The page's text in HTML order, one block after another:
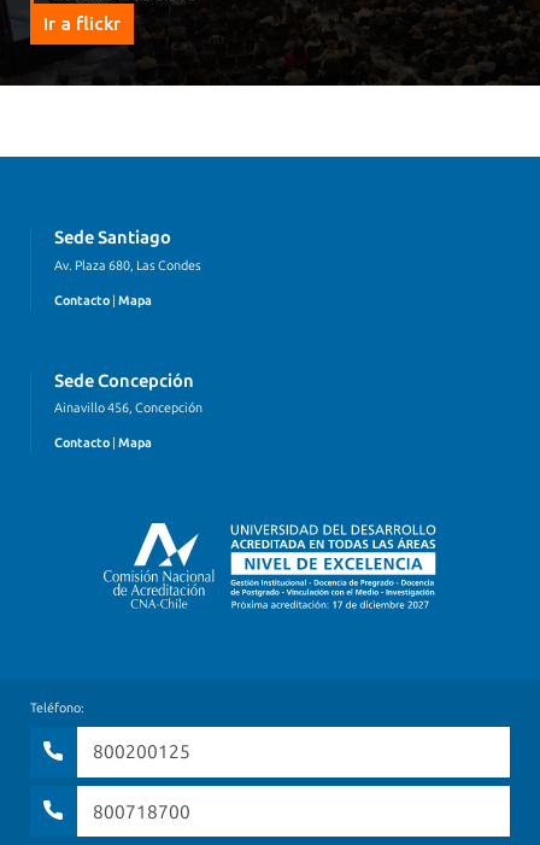
Ir a flickr
Sede Santiago
Av. Plaza 680, Las Condes
Contacto | Mapa
Sede Concepción
Ainavillo 456, Concepción
Contacto Mapa
Teléfono:
800200125
800718700